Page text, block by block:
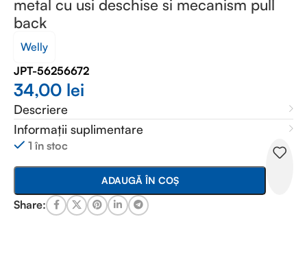
metal cu usi deschise si mecanism pull
back
Welly
JPT-56256672
34,00 lei
Descriere
Informații suplimentare
1 în stoc
ADAUGĂ ÎN COȘ
Share: